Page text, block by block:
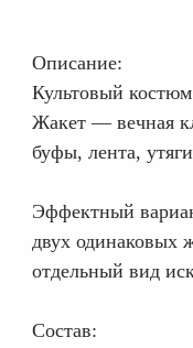
Описание:
Культовый
Жакет — вечная
буфы, лента,
Эффектный
двух одинаковых
отдельный вид
Состав: